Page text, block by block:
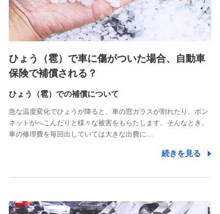
3.セミナー募集サイトから取得した個人情報
各種セミナーの案内、開催のため
上記に係る連絡・手続き・管理等付帯業務を行うため
4.家族・友達紹介にて取得した個人情報
被紹介者への連絡、及び当社と取引のあるもしくは委託を受
けている保険会社・提携会社の保険その他に関する情報を提
供し、金融商品等の契約を勧奨するため
アンケートやキャンペーン等の実施のため
上記に係る連絡・手続き・管理等付帯業務を行うため
5.通話録音にて取得する情報
7.社員（従業者）の個人情報
ひょう（雹）で車に傷がついた場合、自動車
保険で補償される？
ひょう（雹）での補償について
急な温度変化でひょうが降ると、車の窓ガラスが割れたり、ボン
ネットがへこんだりと様々な被害をもらたします。そんなとき、
車の修理費を毎回出していては大きな出費に…
続きを見る